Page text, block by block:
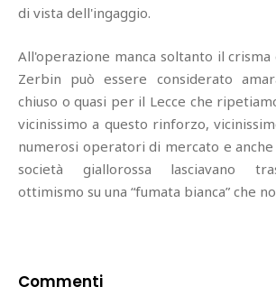
di vista dell'ingaggio.
All'operazione manca soltanto il crisma
Zerbin può essere considerato
chiuso o quasi per il Lecce che
vicinissimo a questo rinforzo,
numerosi operatori di mercato e
società giallorossa lasciavano
ottimismo su una “fumata bianca” che
Commenti